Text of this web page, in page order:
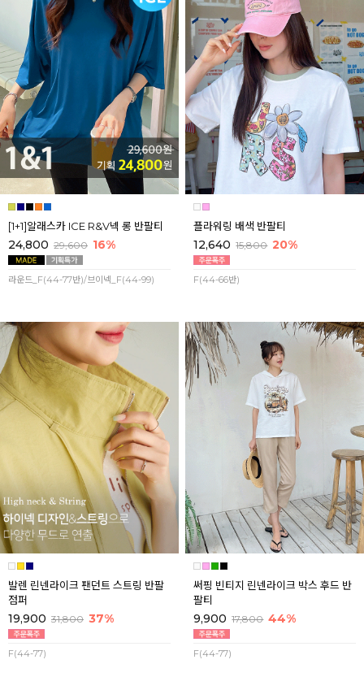
[1+1]알래스카 ICE R&V넥 롱 반팔티
24,800 29,600 16%
라운드_F(44-77반)/브이넥_F(44-99)
플라워링 배색 반팔티
12,640 15,800 20%
F(44-66반)
발렌 린넨라이크 팬던트 스트링 반팔
점퍼
19,900 31,800 37%
F(44-77)
써핑 빈티지 린넨라이크 박스 후드 반
팔티
9,900 17,800 44%
F(44-77)